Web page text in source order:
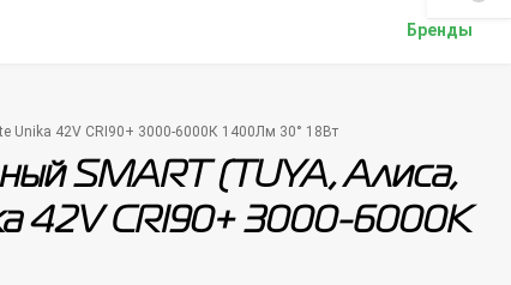
Бренды
Unika 42V CRI90+ 3000-6000К 1400Лм 30° 18Вт
SMART (TUYA, Алиса,
42V CRI90+ 3000-6000К